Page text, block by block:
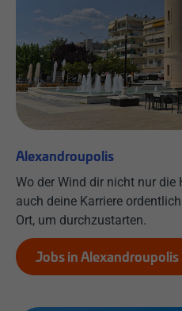
Alexandroupolis
Wo der Wind dir nicht nur die
auch deine Karriere
Ort, um durchzustarten.
Jobs in Alexandroupolis